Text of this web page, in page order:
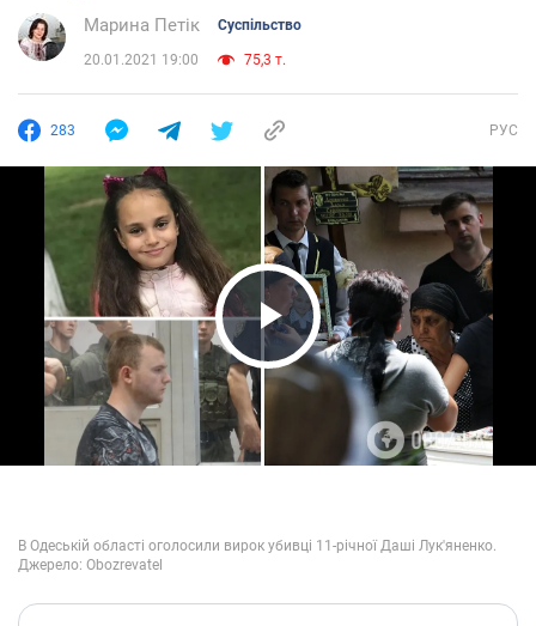
Марина Петік Суспільство
20.01.2021 19:00 75,3 т.
283 РУС
Play Video